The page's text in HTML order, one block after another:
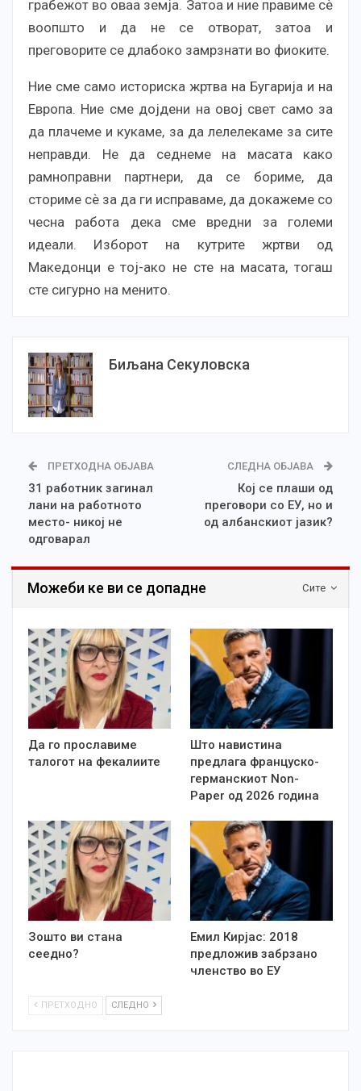
грабежот во оваа земја. Затоа и ние правиме сѐ
воопшто и да не се отворат, затоа и
преговорите се длабоко замрзнати во фиоките.
Ние сме само историска жртва на Бугарија и на
Европа. Ние сме дојдени на овој свет само за
да плачеме и кукаме, за да лелелекаме за сите
неправди. Не да седнеме на масата како
рамноправни партнери, да се бориме, да
сториме сѐ за да ги исправаме, да докажеме со
чесна работа дека сме вредни за големи
идеали. Изборот на кутрите жртви од
Македонци е тој-ако не сте на масата, тогаш
сте сигурно на менито.
Биљана Секуловска
ПРЕТХОДНА ОБЈАВА
31 работник загинал
лани на работното
место- никој не
одговарал
СЛЕДНА ОБЈАВА
Кој се плаши од
преговори со ЕУ, но и
од албанскиот јазик?
Сите
Можеби ке ви се допадне
Да го прославиме
талогот на фекалиите
Што навистина
предлага француско-
германскиот Non-
Paper од 2026 година
Зошто ви стана
сеедно?
Емил Кирјас: 2018
предложив забрзано
членство во ЕУ
ПРЕТХОДНО СЛЕДНО